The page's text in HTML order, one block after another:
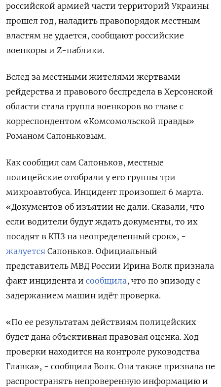
российской армией части территорий Украины
прошел год, наладить правопорядок местным
властям не удается, сообщают российские
военкоры и Z-паблики.
Вслед за местными жителями жертвами
рейдерства и правового беспредела в Херсонской
области стала группа военкоров во главе с
корреспондентом «Комсомольской правды»
Романом Сапоньковым.
Как сообщил сам Сапоньков, местные
полицейские отобрали у его группы три
микроавтобуса. Инцидент произошел 6 марта.
«Документов об изъятии не дали. Сказали, что
если водители будут ждать документы, то их
посадят в КПЗ на неопределенный срок», -
жалуется Сапоньков. Официальный
представитель МВД России Ирина Волк признала
факт инцидента и сообщила, что по эпизоду с
задержанием машин идёт проверка.
«По ее результатам действиям полицейских
будет дана объективная правовая оценка. Ход
проверки находится на контроле руководства
Главка», - сообщила Волк. Она также призвала не
распространять непроверенную информацию и